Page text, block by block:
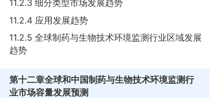
11.2.3 细分类型市场发展趋势
11.2.4 应用发展趋势
11.2.5 全球制药与生物技术环境监测行业区域发展
趋势
第十二章全球和中国制药与生物技术环境监测行
业市场容量发展预测